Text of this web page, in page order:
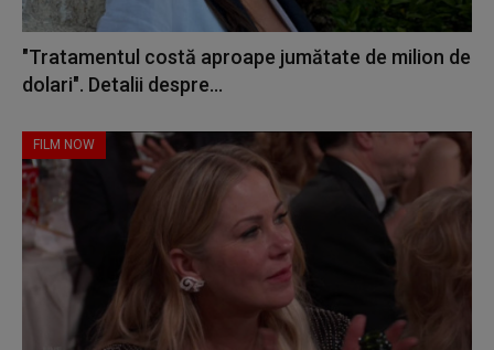
"Tratamentul costă aproape jumătate de milion de
dolari". Detalii despre...
FILM NOW